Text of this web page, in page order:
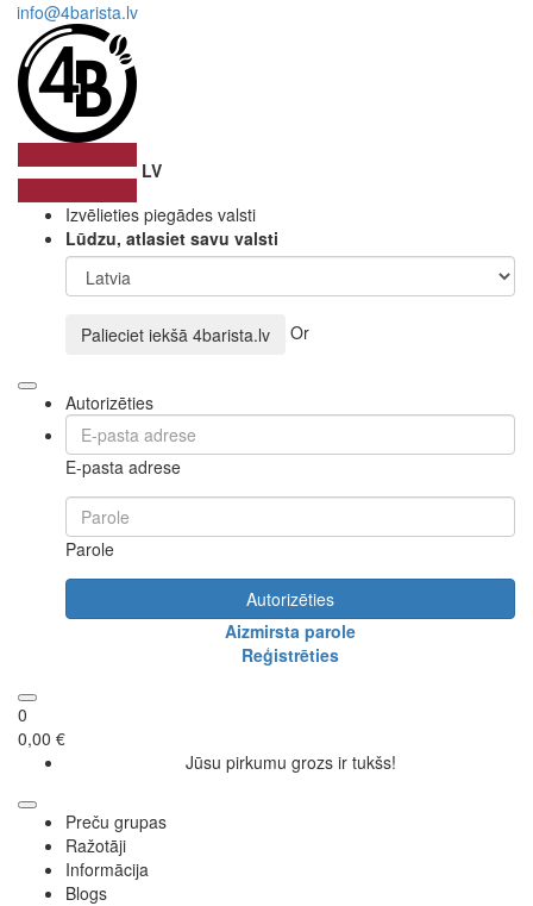
info@4barista.lv
LV
Izvēlieties piegādes valsti
Lūdzu, atlasiet savu valsti
Palieciet iekšā 4barista.lv Or
Autorizēties
E-pasta adrese
Parole
Autorizēties
Aizmirsta parole
Reģistrēties
0
0,00 €
Jūsu pirkumu grozs ir tukšs!
Preču grupas
Ražotāji
Informācija
Blogs